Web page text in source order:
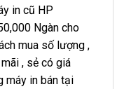
in cũ HP
Ngàn cho
mua số lượng ,
, sẻ có giá
máy in bán tại